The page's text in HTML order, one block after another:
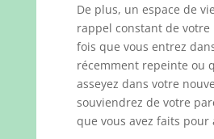
De plus, un espace de
rappel constant de votre
fois que vous entrez
récemment repeinte ou
asseyez dans votre
souviendrez de votre
que vous avez faits